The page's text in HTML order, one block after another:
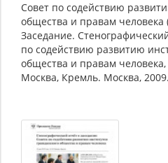
Совет по содействию
общества и правам человека
Заседание.
по содействию развитию
общества и правам
Москва, Кремль. Москва, 2009.